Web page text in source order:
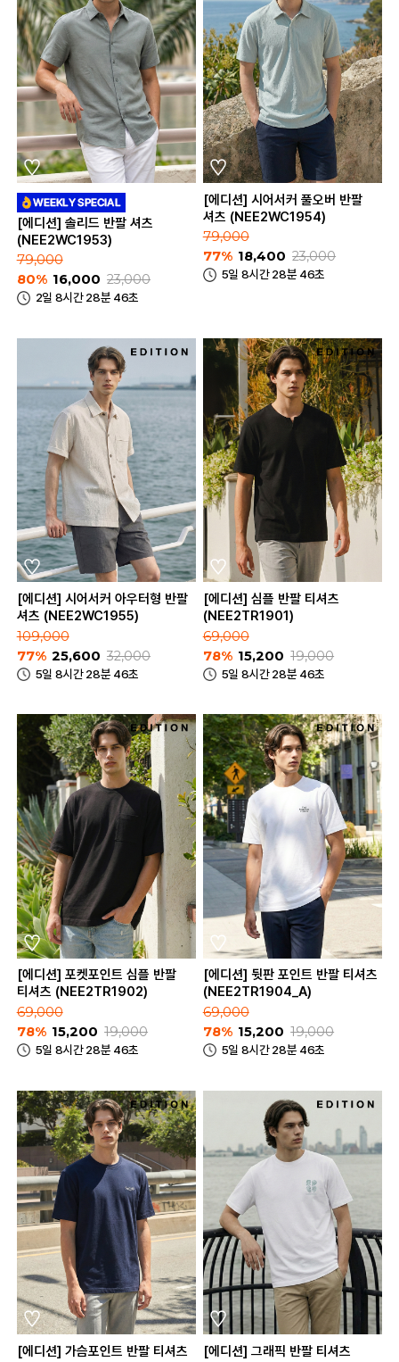
[에디션] 솔리드 반팔 셔츠
(NEE2WC1953)
79,000
80% 16,000 23,000
2일 8시간 28분 46초
[에디션] 시어서커 풀오버 반팔
셔츠 (NEE2WC1954)
79,000
77% 18,400 23,000
5일 8시간 28분 46초
[에디션] 시어서커 아우터형 반팔
셔츠 (NEE2WC1955)
109,000
77% 25,600 32,000
5일 8시간 28분 46초
[에디션] 심플 반팔 티셔츠
(NEE2TR1901)
69,000
78% 15,200 19,000
5일 8시간 28분 46초
[에디션] 포켓포인트 심플 반팔
티셔츠 (NEE2TR1902)
69,000
78% 15,200 19,000
5일 8시간 28분 46초
[에디션] 뒷판 포인트 반팔 티셔츠
(NEE2TR1904_A)
69,000
78% 15,200 19,000
5일 8시간 28분 46초
[에디션] 가슴포인트 반팔 티셔츠
[에디션] 그래픽 반팔 티셔츠